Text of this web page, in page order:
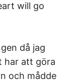
will go
då jag
har att göra
och mådde